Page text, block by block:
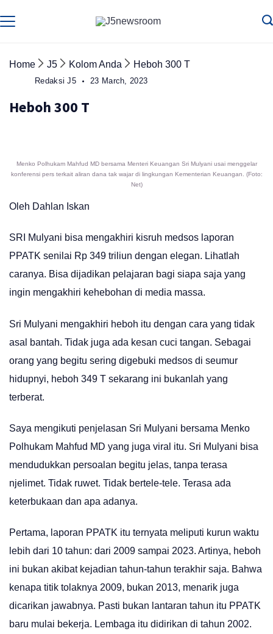
to
Home J5 Kolom Anda Heboh 300 T
Redaksi J5 23 March, 2023
Heboh 300 T
Menko Polhukam Mahfud MD bersama Menteri Keuangan Sri Mulyani usai menggelar
konferensi pers terkait aliran dana tak wajar di lingkungan Kementerian Keuangan. (Foto:
Net)
Oleh Dahlan Iskan
SRI Mulyani bisa mengakhiri kisruh medsos laporan
PPATK senilai Rp 349 triliun dengan elegan. Lihatlah
caranya. Bisa dijadikan pelajaran bagi siapa saja yang
ingin mengakhiri kehebohan di media massa.
Sri Mulyani mengakhiri heboh itu dengan cara yang tidak
asal bantah. Tidak juga ada kesan cuci tangan. Sebagai
orang yang begitu sering digebuki medsos di seumur
hidupnyi, heboh 349 T sekarang ini bukanlah yang
terberat.
Saya mengikuti penjelasan Sri Mulyani bersama Menko
Polhukam Mahfud MD yang juga viral itu. Sri Mulyani bisa
mendudukkan persoalan begitu jelas, tanpa terasa
njelimet. Tidak ruwet. Tidak bertele-tele. Terasa ada
keterbukaan dan apa adanya.
Pertama, laporan PPATK itu ternyata meliputi kurun waktu
lebih dari 10 tahun: dari 2009 sampai 2023. Artinya, heboh
ini bukan akibat kejadian tahun-tahun terakhir saja. Bahwa
kenapa titik tolaknya 2009, bukan 2013, menarik juga
dicarikan jawabnya. Pasti bukan lantaran tahun itu PPATK
baru mulai bekerja. Lembaga itu didirikan di tahun 2002.